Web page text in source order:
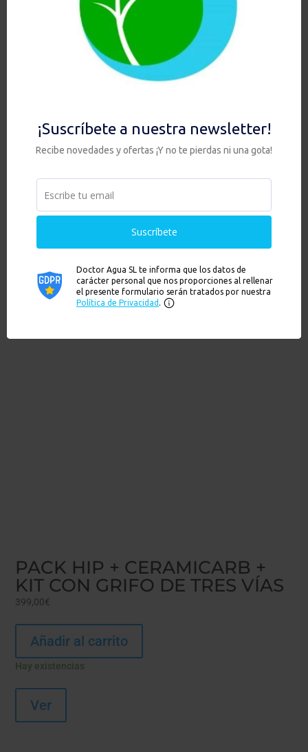
PACK HIS DUO ANTI
ARSÉNICO + KIT CON GRIFO 1
Añadir al carrito
Hay existencias
Ver
PACK HIP + CERAMICARB +
KIT CON GRIFO DE TRES VÍAS
399,00€
Añadir al carrito
Hay existencias
Ver